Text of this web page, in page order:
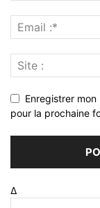
Enregistrer
pour la prochaine
Δ